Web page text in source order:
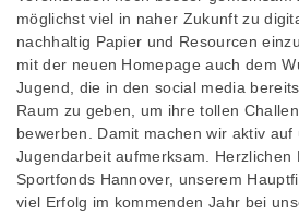
möglichst viel in naher Zukunft zu
nachhaltig Papier und Resourcen
mit der neuen Homepage auch dem
Jugend, die in den social media
Raum zu geben, um ihre tollen
bewerben. Damit machen wir aktiv
Jugendarbeit aufmerksam. Herzlichen
Sportfonds Hannover, unserem
viel Erfolg im kommenden Jahr bei